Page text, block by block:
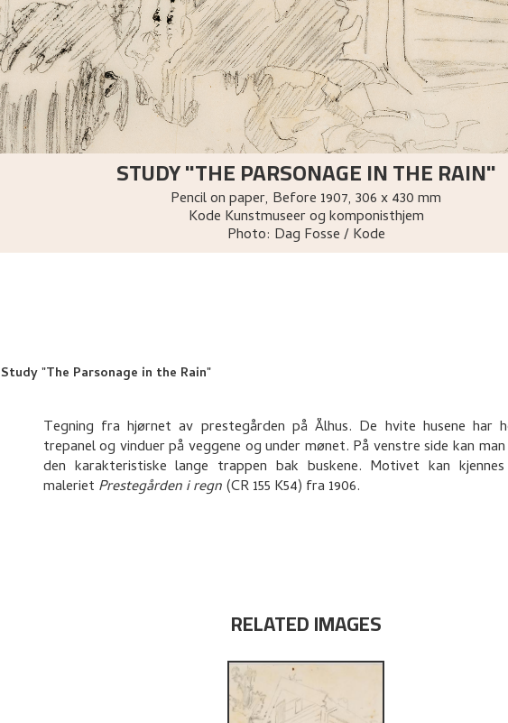
STUDY "THE PARSONAGE IN THE RAIN"
Pencil on paper, Before 1907, 306 x 430 mm
Kode Kunstmuseer og komponisthjem
Photo: Dag Fosse / Kode
Study "The Parsonage in the Rain"
Tegning fra hjørnet av prestegården på Ålhus. De hvite husene har
trepanel og vinduer på veggene og under mønet. På venstre side kan
den karakteristiske lange trappen bak buskene. Motivet kan
maleriet Prestegården i regn(CR 155 K54) fra 1906.
RELATED IMAGES